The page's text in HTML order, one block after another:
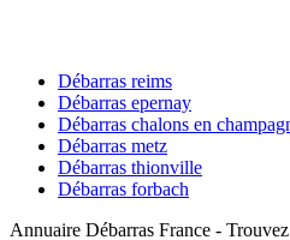
Débarras reims
Débarras epernay
Débarras chalons en
Débarras metz
Débarras thionville
Débarras forbach
Annuaire Débarras France -